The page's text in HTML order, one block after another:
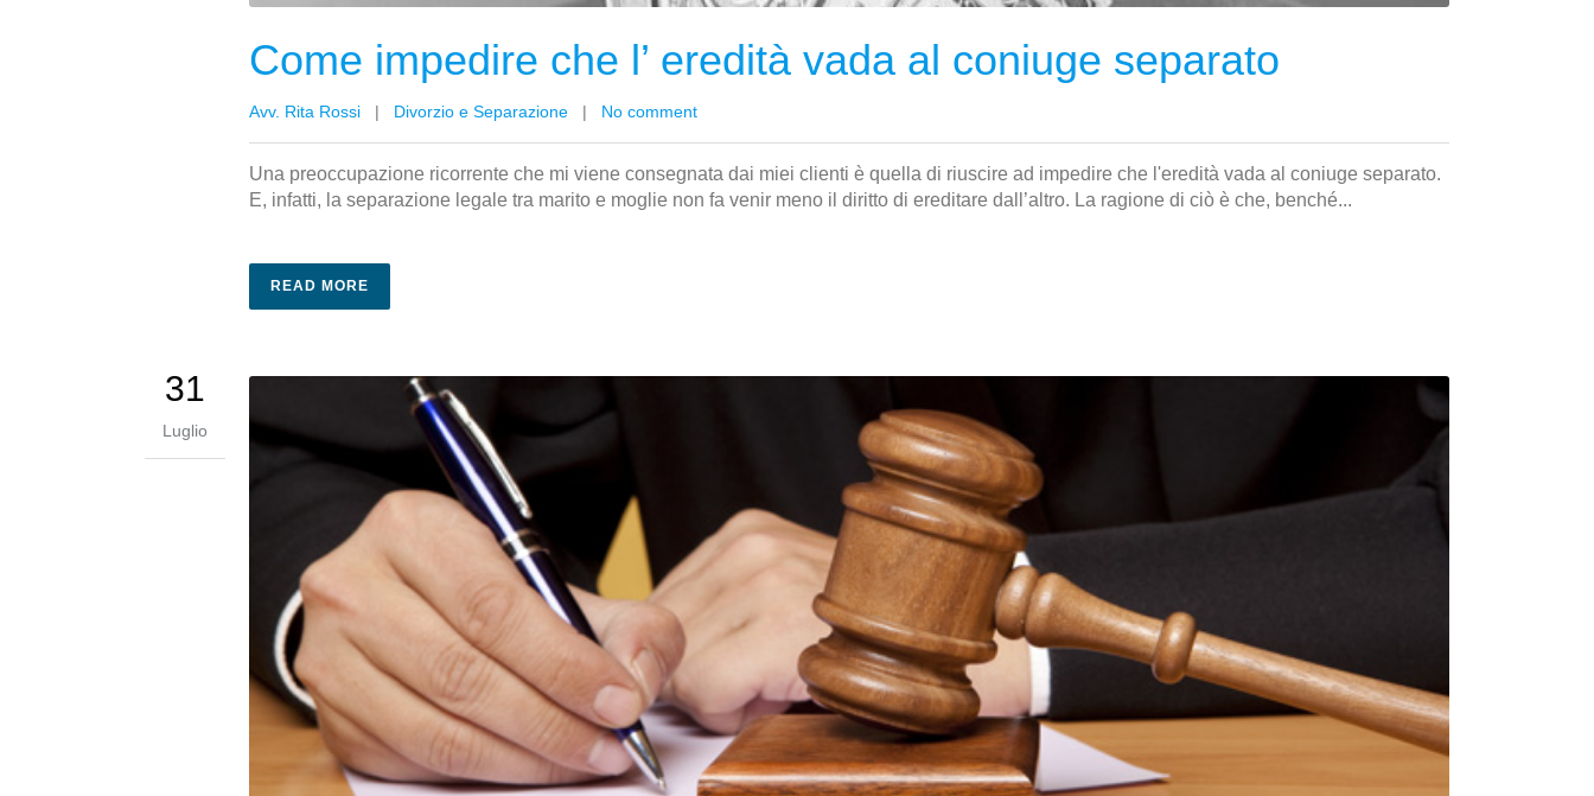
Come impedire che l’ eredità vada al coniuge separato
Avv. Rita Rossi | Divorzio e Separazione | No comment
Una preoccupazione ricorrente che mi viene consegnata dai miei clienti è quella di riuscire ad impedire che l'eredità vada al coniuge separato.
E, infatti, la separazione legale tra marito e moglie non fa venir meno il diritto di ereditare dall’altro. La ragione di ciò è che, benché...
READ MORE
31
Luglio